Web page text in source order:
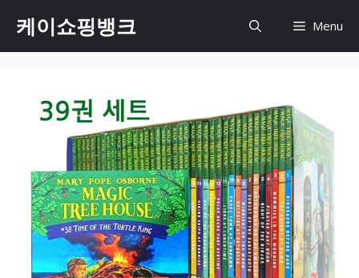
content
케이쇼핑뱅크 Menu